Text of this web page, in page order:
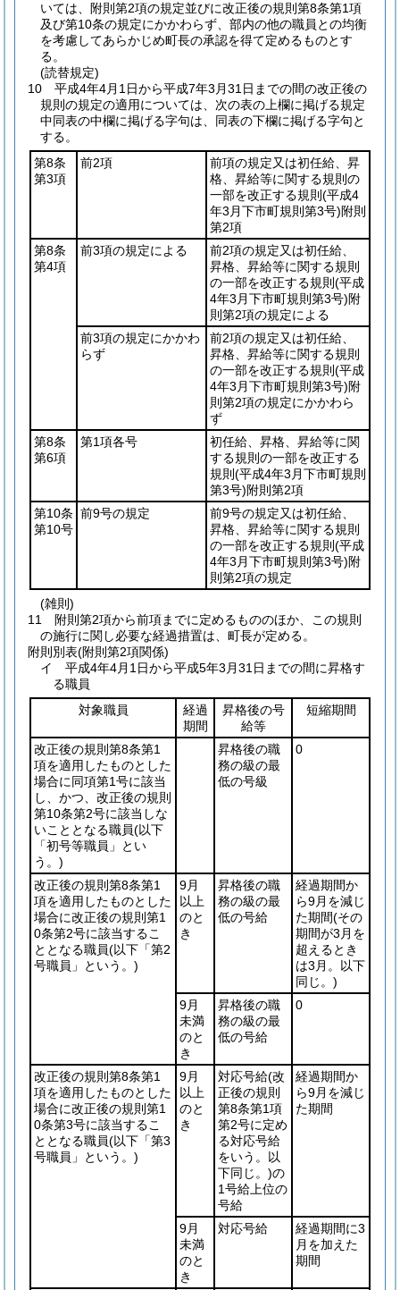
いては、附則第2項の規定並びに改正後の規則第8条第1項
及び第10条の規定にかかわらず、部内の他の職員との均衡
を考慮してあらかじめ町長の承認を得て定めるものとす
る。
(読替規定)
10
平成4年4月1日から平成7年3月31日までの間の改正後の
規則の規定の適用については、次の表の上欄に掲げる規定
中同表の中欄に掲げる字句は、同表の下欄に掲げる字句と
する。
第8条
第3項
前2項
前項の規定又は初任給、昇
格、昇給等に関する規則の
一部を改正する規則 (平成4
年3月下市町規則第3号)附則
第2項
第8条
第4項
前3項の規定による
前2項の規定又は初任給、
昇格、昇給等に関する規則
の一部を改正する規則 (平成
4年3月下市町規則第3号)附
則第2項の規定による
前3項の規定にかかわ
らず
前2項の規定又は初任給、
昇格、昇給等に関する規則
の一部を改正する規則 (平成
4年3月下市町規則第3号)附
則第2項の規定にかかわら
ず
第8条
第6項
第1項各号
初任給、昇格、昇給等に関
する規則の一部を改正する
規則 (平成4年3月下市町規則
第3号)附則第2項
第10条
第10号
前9号の規定
前9号の規定又は初任給、
昇格、昇給等に関する規則
の一部を改正する規則 (平成
4年3月下市町規則第3号)附
則第2項の規定
(雑則)
11
附則第2項から前項までに定めるもののほか、この規則
の施行に関し必要な経過措置は、町長が定める。
附則別表(附則第2項関係)
イ 平成4年4月1日から平成5年3月31日までの間に昇格す
る職員
対象職員
経過
期間
昇格後の号
給等
短縮期間
改正後の規則第8条第1
項を適用したものとした
場合に同項第1号に該当
し、かつ、改正後の規則
第10条第2号に該当しな
いこととなる職員(以下
「初号等職員」とい
う。)
昇格後の職
務の級の最
低の号級
0
改正後の規則第8条第1
項を適用したものとした
場合に改正後の規則第1
0条第2号に該当するこ
ととなる職員(以下「第2
号職員」という。)
9月
以上
のと
き
昇格後の職
務の級の最
低の号給
経過期間か
ら9月を減じ
た期間(その
期間が3月を
超えるとき
は3月。以下
同じ。)
9月
未満
のと
き
昇格後の職
務の級の最
低の号給
0
改正後の規則第8条第1
項を適用したものとした
場合に改正後の規則第1
0条第3号に該当するこ
ととなる職員(以下「第3
号職員」という。)
9月
以上
のと
き
対応号給(改
正後の規則
第8条第1項
第2号に定め
る対応号給
をいう。以
下同じ。)の
1号給上位の
号給
経過期間か
ら9月を減じ
た期間
9月
未満
のと
き
対応号給
経過期間に3
月を加えた
期間